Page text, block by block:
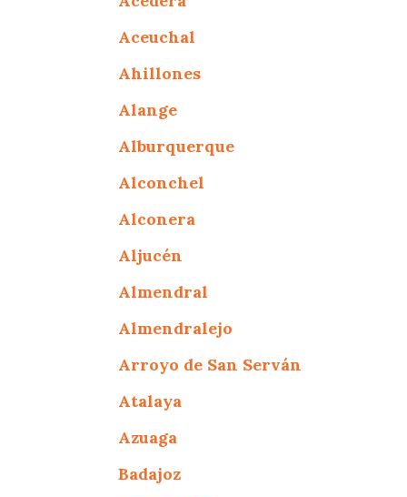
Aceuchal
Ahillones
Alange
Alburquerque
Alconchel
Alconera
Aljucén
Almendral
Almendralejo
Arroyo de San Serván
Atalaya
Azuaga
Badajoz